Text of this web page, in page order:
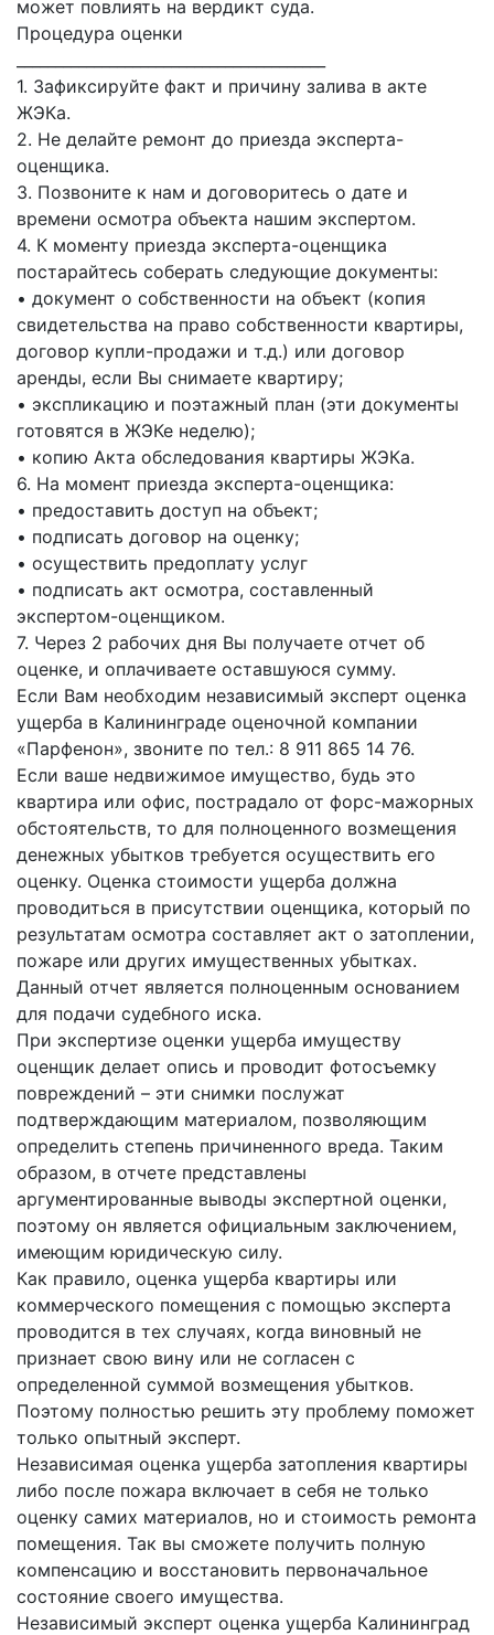
может повлиять на вердикт суда.
Процедура оценки
1. Зафиксируйте факт и причину залива в акте
ЖЭКа.
2. Не делайте ремонт до приезда эксперта-
оценщика.
3. Позвоните к нам и договоритесь о дате и
времени осмотра объекта нашим экспертом.
4. К моменту приезда эксперта-оценщика
постарайтесь соберать следующие документы:
• документ о собственности на объект (копия
свидетельства на право собственности квартиры,
договор купли-продажи и т.д.) или договор
аренды, если Вы снимаете квартиру;
• экспликацию и поэтажный план (эти документы
готовятся в ЖЭКе неделю);
• копию Акта обследования квартиры ЖЭКа.
6. На момент приезда эксперта-оценщика:
• предоставить доступ на объект;
• подписать договор на оценку;
• осуществить предоплату услуг
• подписать акт осмотра, составленный
экспертом-оценщиком.
7. Через 2 рабочих дня Вы получаете отчет об
оценке, и оплачиваете оставшуюся сумму.
Если Вам необходим независимый эксперт оценка
ущерба в Калининграде оценочной компании
«Парфенон», звоните по тел.: 8 911 865 14 76.
Если ваше недвижимое имущество, будь это
квартира или офис, пострадало от форс-мажорных
обстоятельств, то для полноценного возмещения
денежных убытков требуется осуществить его
оценку. Оценка стоимости ущерба должна
проводиться в присутствии оценщика, который по
результатам осмотра составляет акт о затоплении,
пожаре или других имущественных убытках.
Данный отчет является полноценным основанием
для подачи судебного иска.
При экспертизе оценки ущерба имуществу
оценщик делает опись и проводит фотосъемку
повреждений – эти снимки послужат
подтверждающим материалом, позволяющим
определить степень причиненного вреда. Таким
образом, в отчете представлены
аргументированные выводы экспертной оценки,
поэтому он является официальным заключением,
имеющим юридическую силу.
Как правило, оценка ущерба квартиры или
коммерческого помещения с помощью эксперта
проводится в тех случаях, когда виновный не
признает свою вину или не согласен с
определенной суммой возмещения убытков.
Поэтому полностью решить эту проблему поможет
только опытный эксперт.
Независимая оценка ущерба затопления квартиры
либо после пожара включает в себя не только
оценку самих материалов, но и стоимость ремонта
помещения. Так вы сможете получить полную
компенсацию и восстановить первоначальное
состояние своего имущества.
Независимый эксперт оценка ущерба Калининград